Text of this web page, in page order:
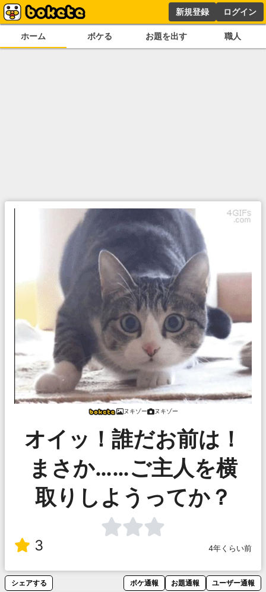
新規登録 ログイン
ホーム ボケる お題を出す 職人
ヌキゾー ヌキゾー
オイッ！誰だお前は！
まさか……ご主人を横
取りしようってか？
3 4年くらい前
シェアする ボケ通報 お題通報 ユーザー通報